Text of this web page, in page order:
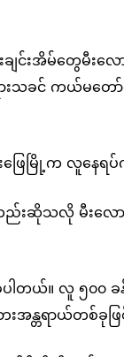
ျင်းအိမ်တွေမီးလ
းသခင် ကယ်မတော်
န်းဖြေမြို့က လူန
ဆိုသလို မီးလောင်
ခဲ့ပါတယ်။ လူ ၅၀
းအန္တရာယ်တစ်ခုဖ